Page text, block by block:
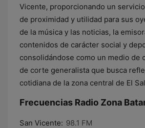
Vicente, proporcionando un
de proximidad y utilidad para sus
de la música y las noticias, la
contenidos de carácter social y
consolidándose como un medio de
de corte generalista que busca
cotidiana de la zona central de El
Frecuencias Radio Zona
San Vicente: 98.1 FM